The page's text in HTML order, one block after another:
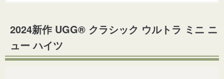
2024新作 UGG® クラシック ウルトラ ミニ ニ
ュー ハイツ